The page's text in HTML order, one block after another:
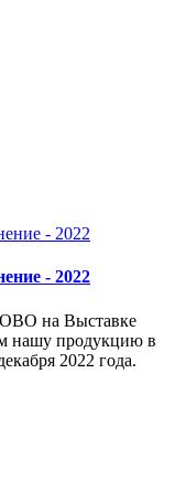
- 2022
на Выставке
нашу продукцию в
2022 года.